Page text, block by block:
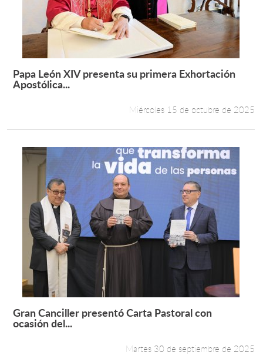
Leer más +
Papa León XIV presenta su primera Exhortación
Apostólica...
Miércoles 15 de octubre de 2025
Leer más +
Gran Canciller presentó Carta Pastoral con
ocasión del...
Martes 30 de septiembre de 2025